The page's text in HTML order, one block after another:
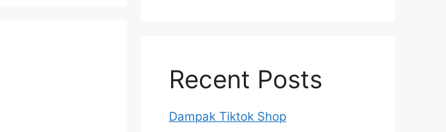
Recent Posts
Dampak Tiktok Shop